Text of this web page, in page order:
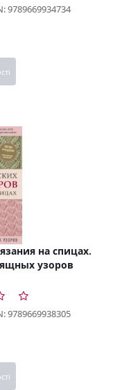
9789669934734
на спицах.
узоров
9789669938305